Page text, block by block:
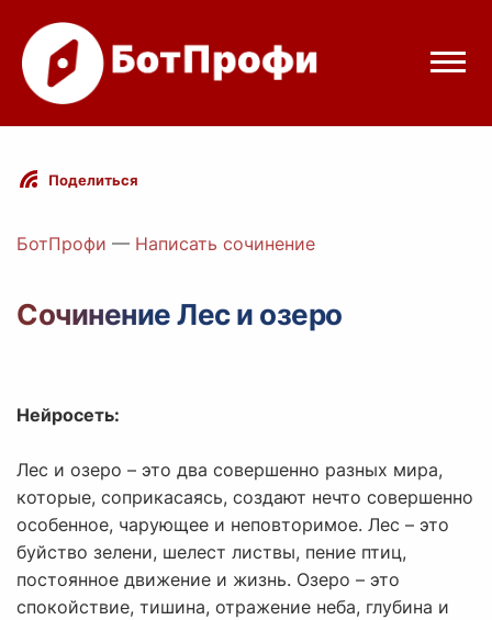
Режимы бота
Цены
Поделиться
БотПрофи — Написать сочинение
Сочинение Лес и озеро
Нейросеть:
Лес и озеро – это два совершенно разных мира,
которые, соприкасаясь, создают нечто совершенно
особенное, чарующее и неповторимое. Лес – это
буйство зелени, шелест листвы, пение птиц,
постоянное движение и жизнь. Озеро – это
спокойствие, тишина, отражение неба, глубина и